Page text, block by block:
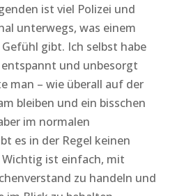
ist viel Polizei und
unterwegs, was einem
gibt. Ich selbst habe
und unbesorgt
man – wie überall auf der
bleiben und ein bisschen
im normalen
es in der Regel keinen
Wichtig ist einfach, mit
zu handeln und